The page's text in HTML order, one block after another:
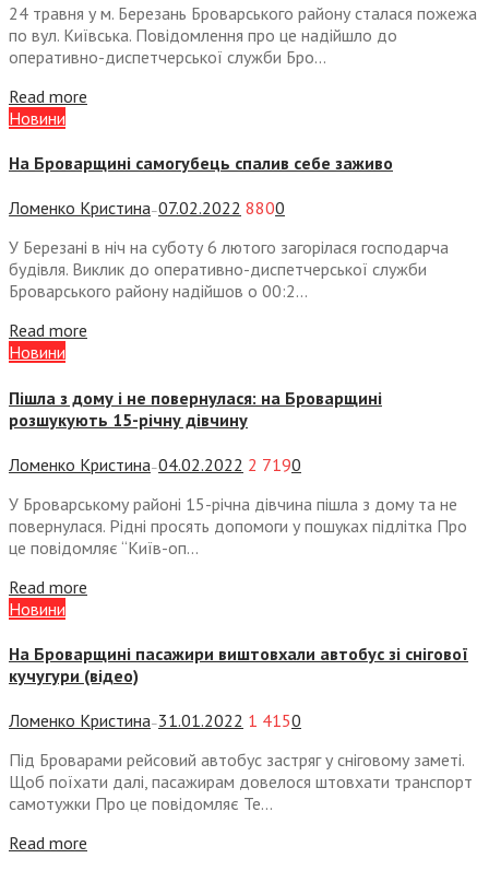
24 травня у м. Березань Броварського району сталася пожежа
по вул. Київська. Повідомлення про це надійшло до
оперативно-диспетчерської служби Бро...
Read more
Новини
На Броварщині самогубець спалив себе заживо
Ломенко Кристина—07.02.2022 8800
У Березані в ніч на суботу 6 лютого загорілася господарча
будівля. Виклик до оперативно-диспетчерської служби
Броварського району надійшов о 00:2...
Read more
Новини
Пішла з дому і не повернулася: на Броварщині
розшукують 15-річну дівчину
Ломенко Кристина —04.02.2022 2 7190
У Броварському районі 15-річна дівчина пішла з дому та не
повернулася. Рідні просять допомоги у пошуках підлітка Про
це повідомляє “Київ-оп...
Read more
Новини
На Броварщині пасажири виштовхали автобус зі снігової
кучугури (відео)
Ломенко Кристина— 31.01.2022 1 4150
Під Броварами рейсовий автобус застряг у сніговому заметі.
Щоб поїхати далі, пасажирам довелося штовхати транспорт
самотужки Про це повідомляє Те...
Read more